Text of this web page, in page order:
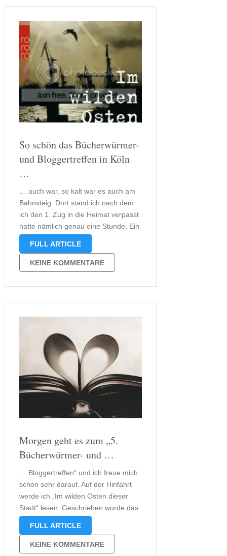
So schön das Bücherwürmer-
und Bloggertreffen in Köln
…
… auch war, so kalt war es auch am
Bahnsteig. Dort stand ich nach dem
ich den 1. Zug in die Heimat verpasst
hatte nämlich genau eine Stunde. Ein
Zug, der mich und meine Begleitung
mitnehmen können, fuhr einfach an
uns vorbei. …
FULL ARTICLE
KEINE KOMMENTARE
Morgen geht es zum „5.
Bücherwürmer- und …
… Bloggertreffen“ und ich freue mich
schon sehr darauf. Auf der Hinfahrt
werde ich „Im wilden Osten dieser
Stadt“ lesen. Geschrieben wurde das
Buch von Irene Stratenwerth. Der
von dem ich bisher noch nichts gehört
FULL ARTICLE
KEINE KOMMENTARE